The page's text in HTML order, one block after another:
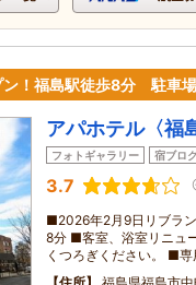
！福島駅徒歩8分 駐車
アパホテル〈福
フォトギャラリー 宿ブロ
3.7
■2026年2月9日リブラ
8分 ■客室、浴室リニュ
くつろぎください。 ■